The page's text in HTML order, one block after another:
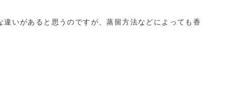
いがあると思うのですが、蒸留方法などによっても香